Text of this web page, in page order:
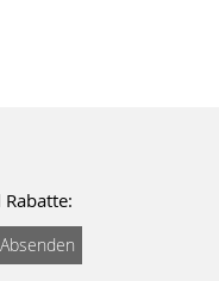
Absenden